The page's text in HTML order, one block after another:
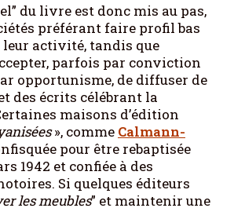
du livre est donc mis au pas,
préférant faire profil bas
activité, tandis que
parfois par conviction
opportunisme, de diffuser de
des écrits célébrant la
maisons d’édition
», comme Calmann-
pour être rebaptisée
1942 et confiée à des
Si quelques éditeurs
les meubles” et maintenir une